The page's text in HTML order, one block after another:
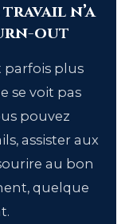
n’a
out
parfois plus
se voit pas
pouvez
assister aux
au bon
quelque